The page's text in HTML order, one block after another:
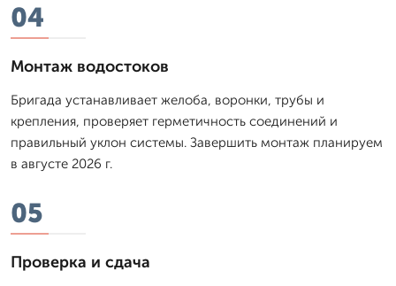
04
Монтаж водостоков
Бригада устанавливает желоба, воронки, трубы и
крепления, проверяет герметичность соединений и
правильный уклон системы. Завершить монтаж планируем
в августе 2026 г.
05
Проверка и сдача